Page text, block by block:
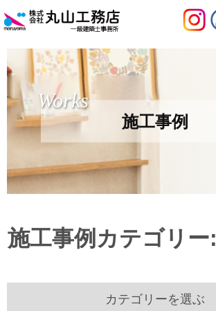
施工事例
Works
施工事例カテゴリー:
カテゴリーを選ぶ